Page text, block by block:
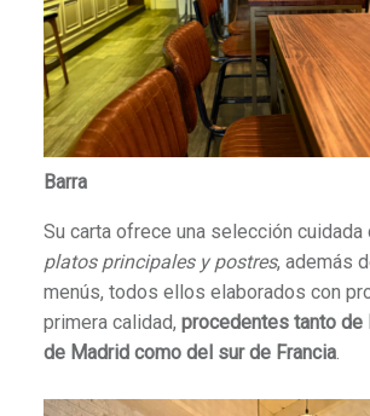
Barra
Su carta ofrece una selección cuidada
platos principales y postres, además
menús, todos ellos elaborados con
primera calidad, procedentes tanto de
de Madrid como del sur de Francia.